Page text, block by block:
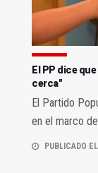
El PP dice
cerca"
El Partido
en el marco
PUBLICADO